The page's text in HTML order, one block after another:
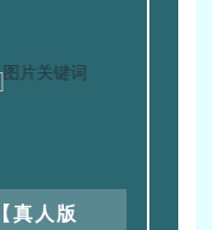
【 真人版